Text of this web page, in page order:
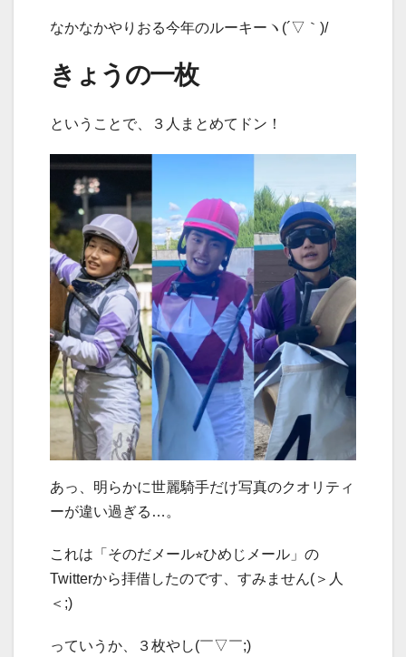
なかなかやりおる今年のルーキーヽ(´▽｀)/
きょうの一枚
ということで、３人まとめてドン！
あっ、明らかに世麗騎手だけ写真のクオリティ
ーが違い過ぎる…。
これは「そのだメール⭐︎ひめじメール」の
Twitterから拝借したのです、すみません(＞人
＜;)
っていうか、３枚やし(￣▽￣;)